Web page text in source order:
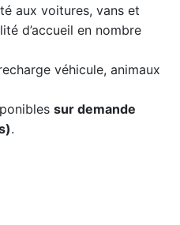
aux voitures, vans et
d’accueil en nombre
véhicule, animaux
sur demande
.